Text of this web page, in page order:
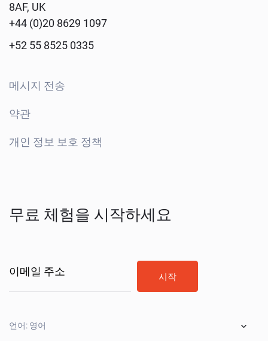
8AF, UK
+44 (0)20 8629 1097
+52 55 8525 0335
메시지 전송
약관
개인 정보 보호 정책
무료 체험을 시작하세요
이메일 주소 시작
언어: 영어